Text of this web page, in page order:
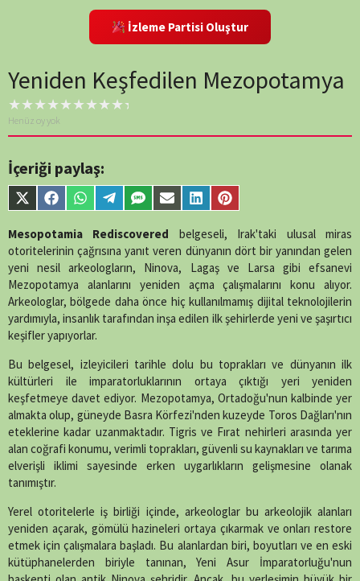
İzleme Partisi Oluştur
Yeniden Keşfedilen Mezopotamya
Henüz oy yok
İçeriği paylaş:
Share
on
X
(Twitter)
Share
on
Facebook
Share
on
WhatsApp
Share
on
Telegram
Share
on
SMS
Share
on
Email
Share
on
LinkedIn
Share
on
Pinterest
Mesopotamia Rediscovered belgeseli, Irak'taki ulusal miras
otoritelerinin çağrısına yanıt veren dünyanın dört bir yanından gelen
yeni nesil arkeologların, Ninova, Lagaş ve Larsa gibi efsanevi
Mezopotamya alanlarını yeniden açma çalışmalarını konu alıyor.
Arkeologlar, bölgede daha önce hiç kullanılmamış dijital teknolojilerin
yardımıyla, insanlık tarafından inşa edilen ilk şehirlerde yeni ve şaşırtıcı
keşifler yapıyorlar.
Bu belgesel, izleyicileri tarihle dolu bu toprakları ve dünyanın ilk
kültürleri ile imparatorluklarının ortaya çıktığı yeri yeniden
keşfetmeye davet ediyor. Mezopotamya, Ortadoğu'nun kalbinde yer
almakta olup, güneyde Basra Körfezi'nden kuzeyde Toros Dağları'nın
eteklerine kadar uzanmaktadır. Tigris ve Fırat nehirleri arasında yer
alan coğrafi konumu, verimli toprakları, güvenli su kaynakları ve tarıma
elverişli iklimi sayesinde erken uygarlıkların gelişmesine olanak
tanımıştır.
Yerel otoritelerle iş birliği içinde, arkeologlar bu arkeolojik alanları
yeniden açarak, gömülü hazineleri ortaya çıkarmak ve onları restore
etmek için çalışmalara başladı. Bu alanlardan biri, boyutları ve en eski
kütüphanelerden biriyle tanınan, Yeni Asur İmparatorluğu'nun